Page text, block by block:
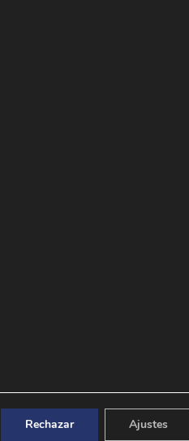
Rechazar Ajustes